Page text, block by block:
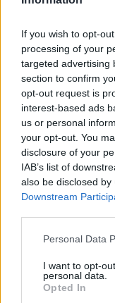
If you wish to opt-
processing of your
targeted advertising
section to confirm
opt-out request is
interest-based ads
us or personal
your opt-out. You
disclosure of your
IAB’s list of
also be disclosed
Downstream
Personal Data
I want to opt-
personal data.
Opted In